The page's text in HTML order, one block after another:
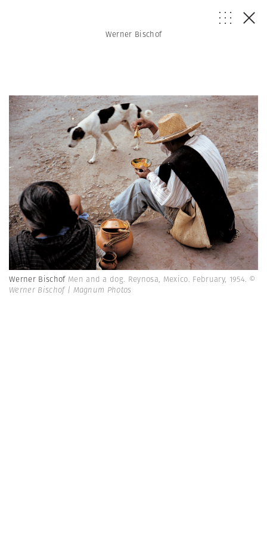
Werner Bischof
Werner Bischof Men and a dog. Reynosa, Mexico. February, 1954. ©
Werner Bischof | Magnum Photos